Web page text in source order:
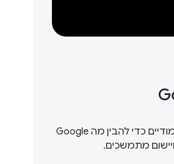
מומלץ לצפות בסרטונים לפי דרישה ובתכנים לימודיים כדי להבין מה Google